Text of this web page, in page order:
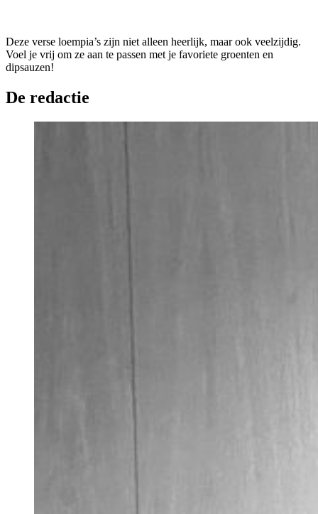
Deze verse loempia’s zijn niet alleen heerlijk, maar ook veelzijdig.
Voel je vrij om ze aan te passen met je favoriete groenten en
dipsauzen!
De redactie